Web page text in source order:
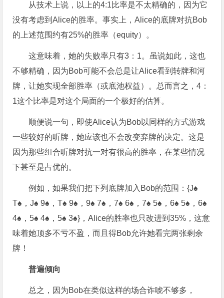
从技术上说，以上的4:1比率是不太精确的，因为它
没有考虑到Alice的胜率。事实上，Alice的底牌对抗Bob
的上述范围约有25%的胜率（equity）。
这意味着，她的失败率只有3：1。虽说如此，这也
不够精确，因为Bob可能不会总是让Alice看到转牌和河
牌，让她实现全部胜率（或底池权益）。总而言之，4：
1这个比率是对这个局面的一个极好的估算。
顺便说一句，即使Alice认为Bob以同样的方式游戏
一些较好的听牌，她应该也不会改变弃牌的决定。这是
因为那些组合听牌对抗一对有很高的胜率，在某些情况
下甚至是占优的。
例如，如果我们把下列底牌加入Bob的范围：{J♠
T♠，J♠ 9♠，T♠ 9♠，9♠ 7♠，7♠ 6♠，7♠ 5♠，6♠ 5♠，6♠
4♠，5♠ 4♠，5♠ 3♠}，Alice的胜率也只改进到35%，这意
味着她顶多不亏不盈，而且得Bob允许她看完两张剩余
牌！
普遍倾向
总之，因为Bob在类似这样的场合诈唬不够多，